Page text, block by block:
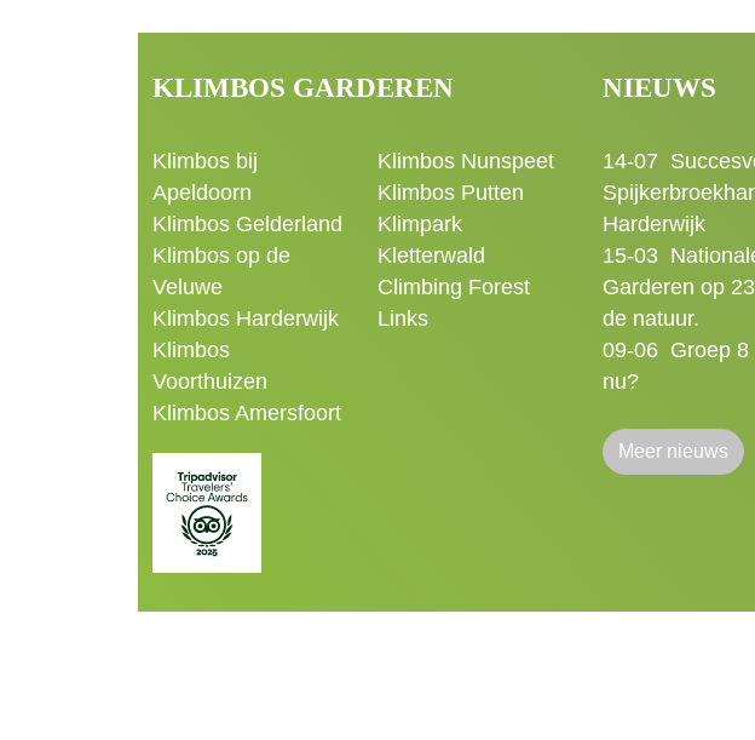
KLIMBOS GARDEREN
Klimbos bij
Apeldoorn
Klimbos Gelderland
Klimbos op de
Veluwe
Klimbos Harderwijk
Klimbos
Voorthuizen
Klimbos Amersfoort
Klimbos Nunspeet
Klimbos Putten
Klimpark
Kletterwald
Climbing Forest
Links
NIEUWS
14-07
Harderwijk
15-03
Garderen op
de natuur.
09-06 Groep
nu?
Meer nieuws